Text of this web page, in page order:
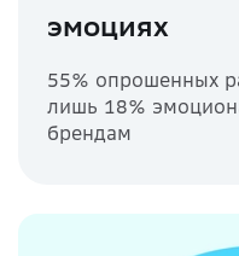
эмоциях
55% опрошенных
лишь 18%
брендам